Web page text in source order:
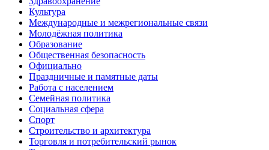
Культура
Международные и межрегиональные связи
Молодёжная политика
Образование
Общественная безопасность
Официально
Праздничные и памятные даты
Работа с населением
Семейная политика
Социальная сфера
Спорт
Строительство и архитектура
Торговля и потребительский рынок